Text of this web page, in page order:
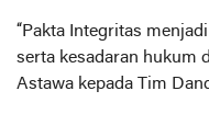
“Pakta Integritas
serta kesadaran hukum
Astawa kepada Tim